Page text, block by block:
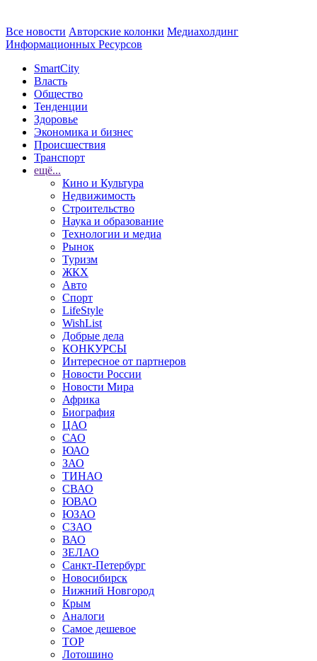
Все новости Авторские колонки Медиахолдинг
Информационных Ресурсов
SmartCity
Власть
Общество
Тенденции
Здоровье
Экономика и бизнес
Происшествия
Транспорт
ещё...
Кино и Культура
Недвижимость
Строительство
Наука и образование
Технологии и медиа
Рынок
Туризм
ЖКХ
Авто
Спорт
LifeStyle
WishList
Добрые дела
КОНКУРСЫ
Интересное от партнеров
Новости России
Новости Мира
Африка
Биография
ЦАО
САО
ЮАО
ЗАО
ТИНАО
СВАО
ЮВАО
ЮЗАО
СЗАО
ВАО
ЗЕЛАО
Санкт-Петербург
Новосибирск
Нижний Новгород
Крым
Аналоги
Самое дешевое
TOP
Лотошино